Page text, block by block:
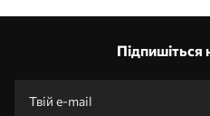
Підпишіться